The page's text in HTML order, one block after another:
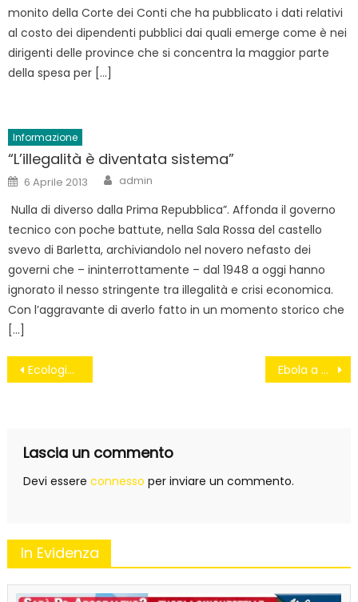
monito della Corte dei Conti che ha pubblicato i dati relativi
al costo dei dipendenti pubblici dai quali emerge come è nei
dirigenti delle province che si concentra la maggior parte
della spesa per […]
Informazione
“L’illegalità è diventata sistema”
Posted
on
6 Aprile 2013 Author
admin
Nulla di diverso dalla Prima Repubblica”. Affonda il governo
tecnico con poche battute, nella Sala Rossa del castello
svevo di Barletta, archiviandolo nel novero nefasto dei
governi che – ininterrottamente – dal 1948 a oggi hanno
ignorato il nesso stringente tra illegalità e crisi economica.
Con l’aggravante di averlo fatto in un momento storico che
[…]
Navigazione
Ecologia, nuove risorse alle isole di 13 Comuni Ebola a Roma?
Lascia un commento
Devi essere connesso per inviare un commento.
In Evidenza